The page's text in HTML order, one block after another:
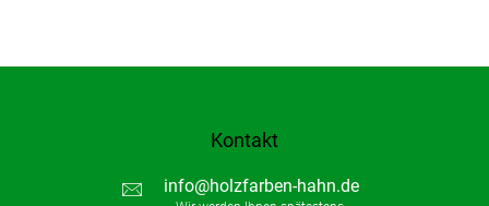
Kontakt
info@holzfarben-hahn.de